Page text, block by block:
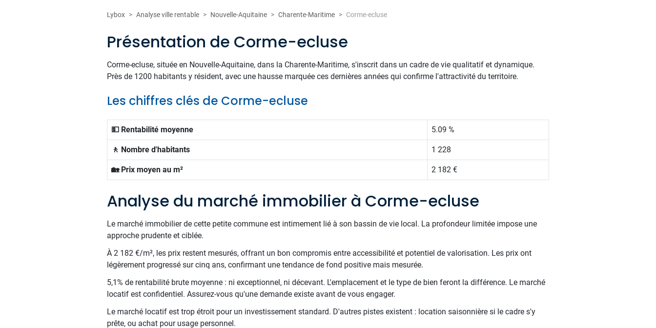
Lybox Analyse ville rentable Nouvelle-Aquitaine Charente-Maritime Corme-ecluse
Présentation de Corme-ecluse
Corme-ecluse, située en Nouvelle-Aquitaine, dans la Charente-Maritime, s'inscrit dans un cadre de vie qualitatif et dynamique.
Près de 1200 habitants y résident, avec une hausse marquée ces dernières années qui confirme l'attractivité du territoire.
Les chiffres clés de Corme-ecluse
💵 Rentabilité moyenne 5.09 %
🚶 Nombre d'habitants 1 228
🏡 Prix moyen au m² 2 182 €
Analyse du marché immobilier à Corme-ecluse
Le marché immobilier de cette petite commune est intimement lié à son bassin de vie local. La profondeur limitée impose une
approche prudente et ciblée.
À 2 182 €/m², les prix restent mesurés, offrant un bon compromis entre accessibilité et potentiel de valorisation. Les prix ont
légèrement progressé sur cinq ans, confirmant une tendance de fond positive mais mesurée.
5,1% de rentabilité brute moyenne : ni exceptionnel, ni décevant. L'emplacement et le type de bien feront la différence. Le marché
locatif est confidentiel. Assurez-vous qu'une demande existe avant de vous engager.
Le marché locatif est trop étroit pour un investissement standard. D'autres pistes existent : location saisonnière si le cadre s'y
prête, ou achat pour usage personnel.